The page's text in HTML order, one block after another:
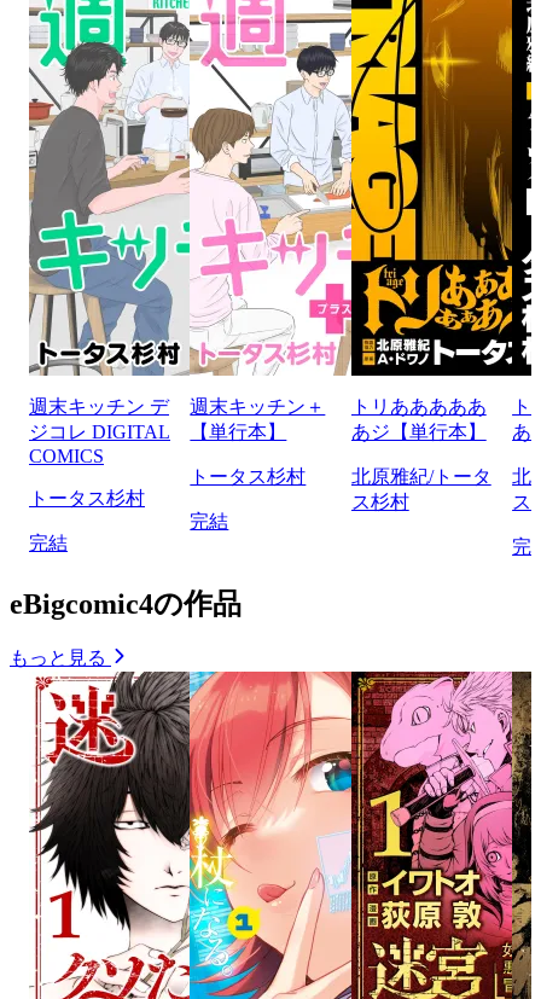
週末キッチン デ
ジコレ DIGITAL
COMICS
トータス杉村
完結
週末キッチン＋
【単行本】
トータス杉村
完結
トリあああああ
あジ【単行本】
北原雅紀/トータ
ス杉村
ト
あ
北
ス
完
eBigcomic4の作品
もっと見る